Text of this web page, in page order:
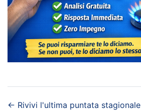
← Rivivi l'ultima puntata stagionale